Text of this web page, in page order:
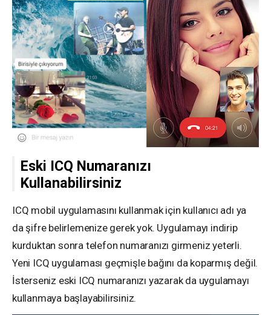
Eski ICQ Numaranızı
Kullanabilirsiniz
ICQ mobil uygulamasını kullanmak için kullanıcı adı ya
da şifre belirlemenize gerek yok. Uygulamayı indirip
kurduktan sonra telefon numaranızı girmeniz yeterli.
Yeni ICQ uygulaması geçmişle bağını da koparmış değil.
İsterseniz eski ICQ numaranızı yazarak da uygulamayı
kullanmaya başlayabilirsiniz.